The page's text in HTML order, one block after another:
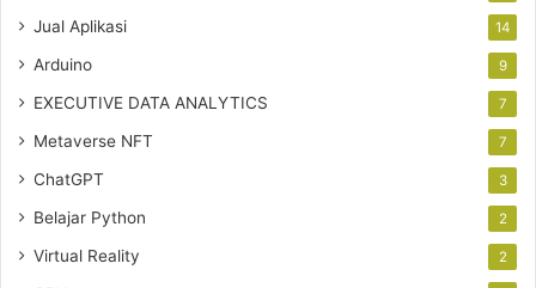
Jual Aplikasi 14
Arduino 9
EXECUTIVE DATA ANALYTICS 7
Metaverse NFT 7
ChatGPT 3
Belajar Python 2
Virtual Reality 2